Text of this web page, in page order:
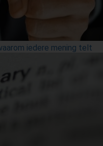
iedere mening telt